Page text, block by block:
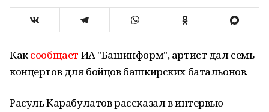
Каксообщает ИА "Башинформ", артист дал семь
концертов для бойцов башкирских батальонов.
Расуль Карабулатов рассказал в интервью